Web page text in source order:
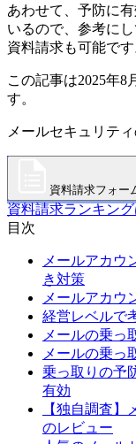
あわせて、予防に
いるので、参考に
資料請求も可能です
この記事は2025年8
す。
メールセキュリテ
資料請求フォー
資料請求ランキン
目次
メールアカウ
き対策
メールアカウ
経営レベルで
メールの乗っ
メールの乗っ
乗っ取りの予
有効
【独自調査
のレビュー